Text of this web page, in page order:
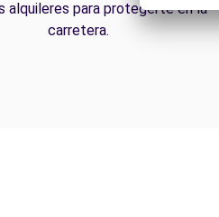
alquileres para protegerte en la
carretera.